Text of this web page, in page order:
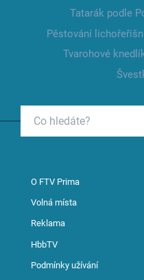
Tatarák podle
Pěstování
Tvarohové
O FTV Prima
Volná místa
Reklama
HbbTV
Podmínky užívání